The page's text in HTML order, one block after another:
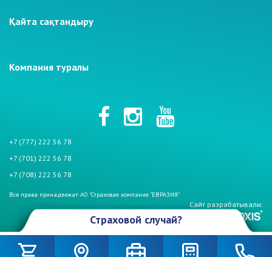
Қайта сақтандыру
Компания туралы
+7 (777) 222 56 78
+7 (701) 222 56 78
+7 (708) 222 56 78
Все права принадлежат АО "Страховая компания "ЕВРАЗИЯ"
Сайт разрабатывали:
Страховой случай?
беспокойтесь, если у Вас страховой полис АО «СК «Евразия». Мы